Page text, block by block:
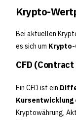
Krypto-
Bei aktuellen
es sich um Krypto-
CFD
Ein CFD ist ein
Kursentwicklung
Kryptowährung,